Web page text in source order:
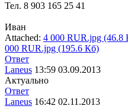
Тел. 8 903 165 25 41
Иван
Attached: 4 000 RUR.jpg (46.8
000 RUR.jpg (195.6 Кб)
Ответ
Laneus 13:59 03.09.2013
Актуально
Ответ
Laneus 16:42 02.11.2013